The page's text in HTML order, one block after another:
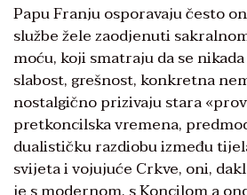
Papu Franju osporavaju često
službe žele zaodjenuti
moću, koji smatraju da se
slabost, grešnost, konkretna
nostalgično prizivaju stara
pretkoncilska vremena,
dualističku razdiobu između
svijeta i vojujuće Crkve, oni,